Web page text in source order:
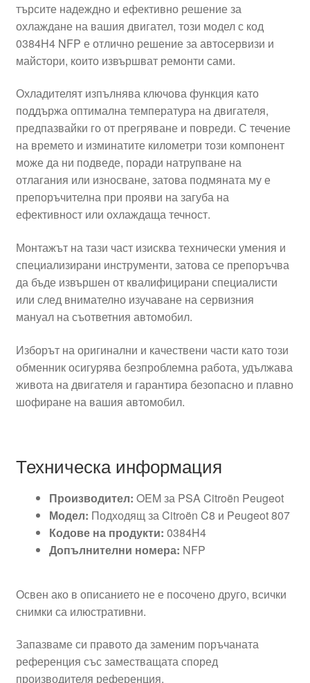
търсите надеждно и ефективно решение за
охлаждане на вашия двигател, този модел с код
0384H4 NFP е отлично решение за автосервизи и
майстори, които извършват ремонти сами.
Охладителят изпълнява ключова функция като
поддържа оптимална температура на двигателя,
предпазвайки го от прегряване и повреди. С течение
на времето и изминатите километри този компонент
може да ни подведе, поради натрупване на
отлагания или износване, затова подмяната му е
препоръчителна при прояви на загуба на
ефективност или охлаждаща течност.
Монтажът на тази част изисква технически умения и
специализирани инструменти, затова се препоръчва
да бъде извършен от квалифицирани специалисти
или след внимателно изучаване на сервизния
мануал на съответния автомобил.
Изборът на оригинални и качествени части като този
обменник осигурява безпроблемна работа, удължава
живота на двигателя и гарантира безопасно и плавно
шофиране на вашия автомобил.
Техническа информация
Производител: OEM за PSA Citroën Peugeot
Модел: Подходящ за Citroën C8 и Peugeot 807
Кодове на продукти: 0384H4
Допълнителни номера: NFP
Освен ако в описанието не е посочено друго, всички
снимки са илюстративни.
Запазваме си правото да заменим поръчаната
референция със заместващата според
производителя референция.